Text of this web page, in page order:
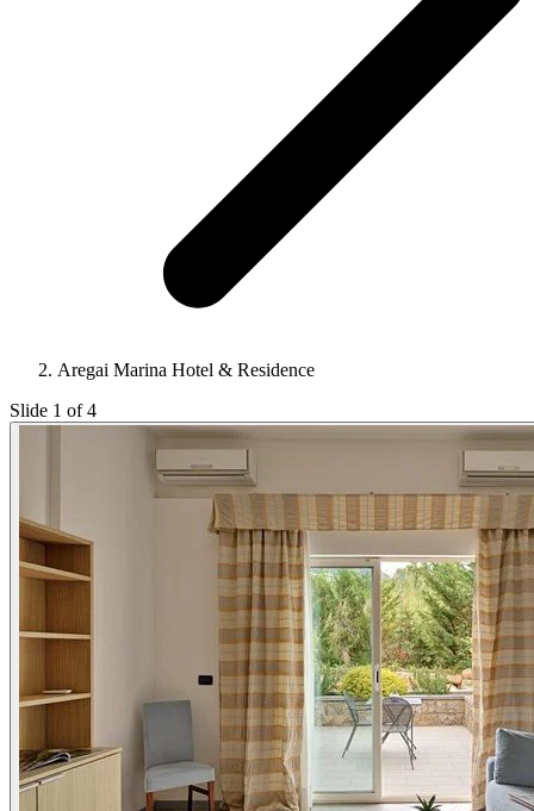
Aregai Marina Hotel & Residence
Slide 1 of 4